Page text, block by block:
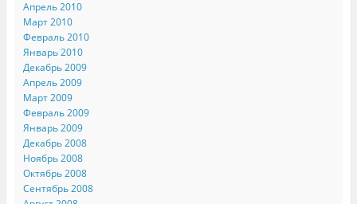
Апрель 2010
Март 2010
Февраль 2010
Январь 2010
Декабрь 2009
Апрель 2009
Март 2009
Февраль 2009
Январь 2009
Декабрь 2008
Ноябрь 2008
Октябрь 2008
Сентябрь 2008